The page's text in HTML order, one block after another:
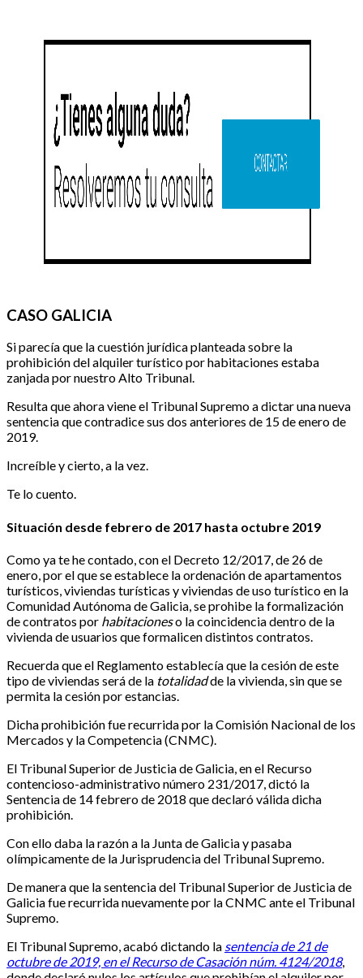
CASO GALICIA
Si parecía que la cuestión jurídica planteada sobre la
prohibición del alquiler turístico por habitaciones estaba
zanjada por nuestro Alto Tribunal.
Resulta que ahora viene el Tribunal Supremo a dictar una nueva
sentencia que contradice sus dos anteriores de 15 de enero de
2019.
Increíble y cierto, a la vez.
Te lo cuento.
Situación desde febrero de 2017 hasta octubre 2019
Como ya te he contado, con el Decreto 12/2017, de 26 de
enero, por el que se establece la ordenación de apartamentos
turísticos, viviendas turísticas y viviendas de uso turístico en la
Comunidad Autónoma de Galicia, se prohibe la formalización
de contratos por habitacioneso la coincidencia dentro de la
vivienda de usuarios que formalicen distintos contratos.
Recuerda que el Reglamento establecía que la cesión de este
tipo de viviendas será de la totalidadde la vivienda, sin que se
permita la cesión por estancias.
Dicha prohibición fue recurrida por la Comisión Nacional de los
Mercados y la Competencia (CNMC).
El Tribunal Superior de Justicia de Galicia, en el Recurso
contencioso-administrativo número 231/2017, dictó la
Sentencia de 14 febrero de 2018 que declaró válida dicha
prohibición.
Con ello daba la razón a la Junta de Galicia y pasaba
olímpicamente de la Jurisprudencia del Tribunal Supremo.
De manera que la sentencia del Tribunal Superior de Justicia de
Galicia fue recurrida nuevamente por la CNMC ante el Tribunal
Supremo.
El Tribunal Supremo, acabó dictando la sentencia de 21 de
octubre de 2019, en el Recurso de Casación núm. 4124/2018,